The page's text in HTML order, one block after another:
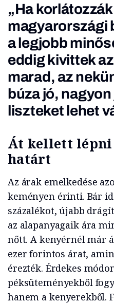
„Ha korlátozzák
magyarországi
a legjobb
eddig kivittek
marad, az
búza jó,
liszteket lehet
Át kellett
határt
Az árak emelkedése
keményen érinti. Bár
százalékot, újabb
az alapanyagaik ára
nőtt. A kenyérnél már
ezer forintos árat,
érezték. Érdekes
péksüteményekből
hanem a kenyerekből.